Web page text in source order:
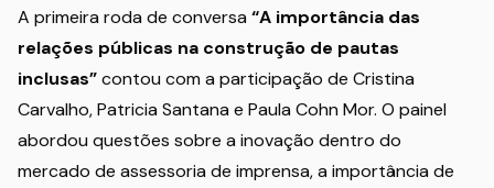
A primeira roda de conversa“A importância das
relações públicas na construção de pautas
inclusas”contou com a participação de Cristina
Carvalho, Patricia Santana e Paula Cohn Mor. O painel
abordou questões sobre a inovação dentro do
mercado de assessoria de imprensa, a importância de